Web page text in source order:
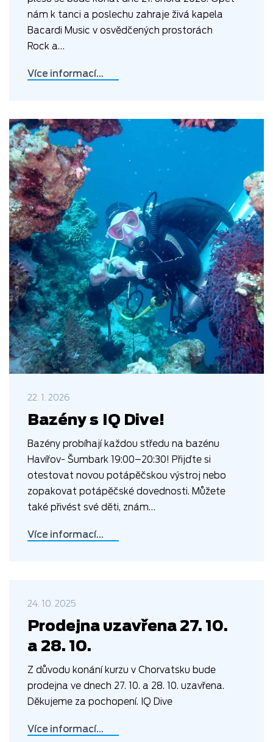
nám k tanci a poslechu zahraje živá kapela
Bacardi Music v osvědčených prostorách
Rock a…
Více informací…
22. 1. 2026
Bazény s IQ Dive!
Bazény probíhají každou středu na bazénu
Havířov- Šumbark 19:00–20:30! Přijďte si
otestovat novou potápěčskou výstroj nebo
zopakovat potápěčské dovednosti. Můžete
také přivést své děti, znám…
Více informací…
24. 10. 2025
Prodejna uzavřena 27. 10.
a 28. 10.
Z důvodu konání kurzu v Chorvatsku bude
prodejna ve dnech 27. 10. a 28. 10. uzavřena.
Děkujeme za pochopení. IQ Dive
Více informací…